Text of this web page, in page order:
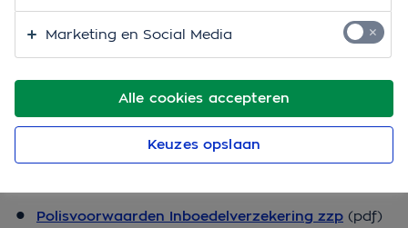
Polisvoorwaarden
Weet je niet welke polisvoorwaarden voor jou gelden?
Neem dancontactmet ons op.
Polisvoorwaarden
Polisvoorwaarden Inboedelverzekering zzp (pdf)
Alle cookies accepteren
Marketing en Social Media
Keuzes opslaan